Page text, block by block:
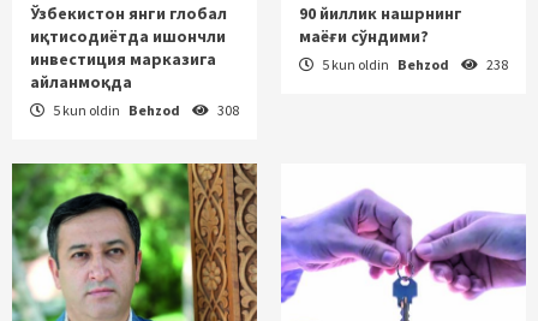
Ўзбекистон янги глобал
иқтисодиётда ишончли
инвестиция марказига
айланмоқда
5 kun oldin Behzod 308
90 йиллик нашрнинг
маёғи сўндими?
5 kun oldin Behzod 238